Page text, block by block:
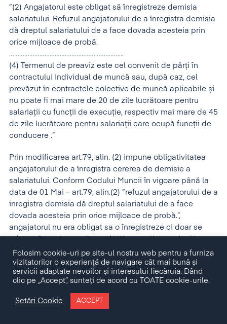
“(2) Angajatorul este obligat să înregistreze demisia
salariatului. Refuzul angajatorului de a înregistra demisia
dă dreptul salariatului de a face dovada acesteia prin
orice mijloace de probă.
…………………………………………………………..
(4) Termenul de preaviz este cel convenit de părţi în
contractului individual de muncă sau, după caz, cel
prevăzut în contractele colective de muncă aplicabile şi
nu poate fi mai mare de 20 de zile lucrătoare pentru
salariaţii cu funcţii de execuţie, respectiv mai mare de 45
de zile lucrătoare pentru salariaţii care ocupă funcţii de
conducere .”
Prin modificarea art.79, alin. (2) impune obligativitatea
angajatorului de a înregistra cererea de demisie a
salariatului. Conform Codului Muncii în vigoare până la
data de 01 Mai – art.79, alin.(2) “refuzul angajatorului de a
inregistra demisia dă dreptul salariatului de a face
dovada acesteia prin orice mijloace de probă.”,
angajatorul nu era obligat sa o înregistreze ci doar se
refuza .
Prin modificarea art.79, alin.(4) se modifică termenul de
preaviz şi se măreşte de la maximul de 15 zile
calendaristice pentru salariaţii cu funcţii de executie la
20 zile lucrătoare şi de la 30 de zile calendaristice pentru
Folosim cookie-uri pe site-ul nostru web pentru a furniza
vizitatorilor o experiență de navigare cât mai bună și
servicii adaptate nevoilor și interesului fiecăruia. Dând
clic pe „Accept”, sunteți de acord cu TOATE cookie-urile.
Setări Cookie ACCEPT